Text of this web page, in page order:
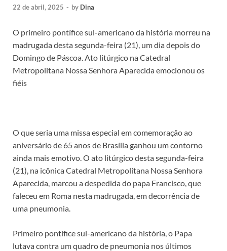
22 de abril, 2025 - by Dina
O primeiro pontífice sul-americano da história morreu na
madrugada desta segunda-feira (21), um dia depois do
Domingo de Páscoa. Ato litúrgico na Catedral
Metropolitana Nossa Senhora Aparecida emocionou os
fiéis
O que seria uma missa especial em comemoração ao
aniversário de 65 anos de Brasília ganhou um contorno
ainda mais emotivo. O ato litúrgico desta segunda-feira
(21), na icônica Catedral Metropolitana Nossa Senhora
Aparecida, marcou a despedida do papa Francisco, que
faleceu em Roma nesta madrugada, em decorrência de
uma pneumonia.
Primeiro pontífice sul-americano da história, o Papa
lutava contra um quadro de pneumonia nos últimos